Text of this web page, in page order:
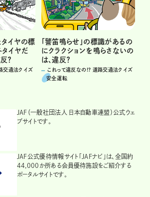
タイヤの標
イヤだ
？
交通法クイズ
「警笛鳴らせ」の標識があるの
にクラクションを鳴らさないの
は、違反？
これって違反なの!? 道路交通法クイズ
安全運転
JAF（一般社団法人 日本自動車連盟）公式ウェ
ブサイトです。
JAF公式優待情報サイト「JAFナビ」は、全国約
44,000か所ある会員優待施設をご紹介する
ポータルサイトです。